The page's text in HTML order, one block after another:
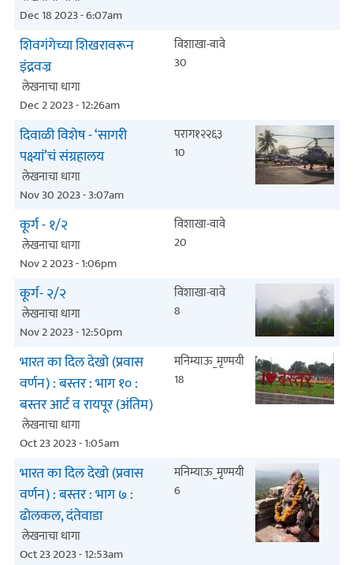
Dec 18 2023 - 6:07am
शिवगंगेच्या शिखरावरून
इंद्रवज्र
लेखनाचा धागा
Dec 2 2023 - 12:26am
विशाखा-वावे
30
दिवाळी विशेष - ‘सागरी
पक्ष्यां’चं संग्रहालय
लेखनाचा धागा
Nov 30 2023 - 3:07am
पराग१२२६३
10
कूर्ग - १/२
लेखनाचा धागा
Nov 2 2023 - 1:06pm
विशाखा-वावे
20
कूर्ग- २/२
लेखनाचा धागा
Nov 2 2023 - 12:50pm
विशाखा-वावे
8
भारत का दिल देखो (प्रवास
वर्णन) : बस्तर : भाग १० :
बस्तर आर्ट व रायपूर (अंतिम)
लेखनाचा धागा
Oct 23 2023 - 1:05am
मनिम्याऊ_मृण्मयी
18
भारत का दिल देखो (प्रवास
वर्णन) : बस्तर : भाग ७ :
ढोलकल, दंतेवाडा
लेखनाचा धागा
Oct 23 2023 - 12:53am
मनिम्याऊ_मृण्मयी
6